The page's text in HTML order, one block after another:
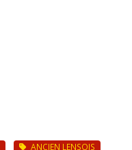
ANCIEN LENSOIS